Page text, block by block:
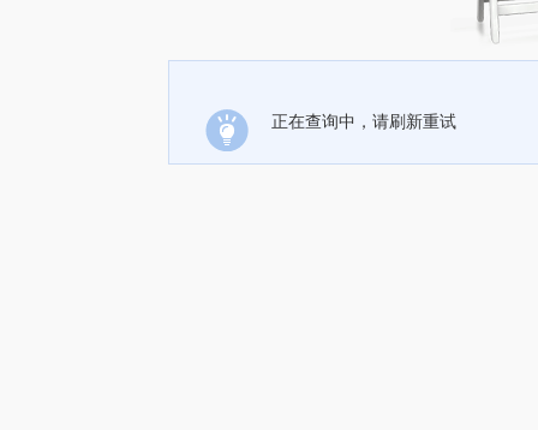
正在查询中，请刷新重试